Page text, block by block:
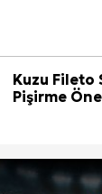
Kuzu Fileto
Pişirme